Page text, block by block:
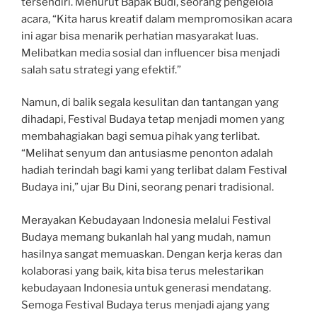
acara, “Kita harus kreatif dalam mempromosikan acara
ini agar bisa menarik perhatian masyarakat luas.
Melibatkan media sosial dan influencer bisa menjadi
salah satu strategi yang efektif.”
Namun, di balik segala kesulitan dan tantangan yang
dihadapi, Festival Budaya tetap menjadi momen yang
membahagiakan bagi semua pihak yang terlibat.
“Melihat senyum dan antusiasme penonton adalah
hadiah terindah bagi kami yang terlibat dalam Festival
Budaya ini,” ujar Bu Dini, seorang penari tradisional.
Merayakan Kebudayaan Indonesia melalui Festival
Budaya memang bukanlah hal yang mudah, namun
hasilnya sangat memuaskan. Dengan kerja keras dan
kolaborasi yang baik, kita bisa terus melestarikan
kebudayaan Indonesia untuk generasi mendatang.
Semoga Festival Budaya terus menjadi ajang yang